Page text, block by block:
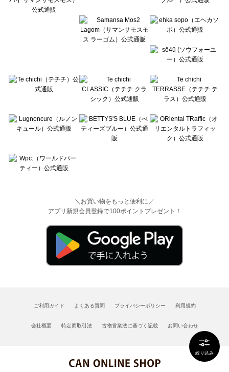
絞り込み
Wpc.（ワールドパーティー）の一覧
＼お買い物をもっと便利に／
アプリ新規会員登録で100ポイントプレゼント！
ご利用ガイド よくある質問 プライバシーポリシー 利用規約
会社概要 特定商取引法 古物営業法に基づく記載 お問い合わせ